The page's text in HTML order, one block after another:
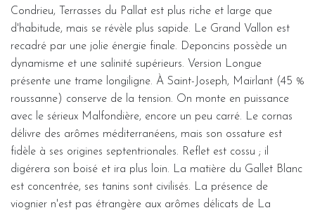
Condrieu, Terrasses du Pallat est plus riche et large que
d'habitude, mais se révèle plus sapide. Le Grand Vallon est
recadré par une jolie énergie finale. Deponcins possède un
dynamisme et une salinité supérieurs. Version Longue
présente une trame longiligne. À Saint-Joseph, Mairlant (45 %
roussanne) conserve de la tension. On monte en puissance
avec le sérieux Malfondière, encore un peu carré. Le cornas
délivre des arômes méditerranéens, mais son ossature est
fidèle à ses origines septentrionales. Reflet est cossu ; il
digérera son boisé et ira plus loin. La matière du Gallet Blanc
est concentrée, ses tanins sont civilisés. La présence de
viognier n'est pas étrangère aux arômes délicats de La